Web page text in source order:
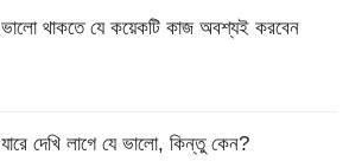
ভালো থাকতে যে কয়েকটি কাজ অবশ্যই করবেন
যারে দেখি লাগে যে ভালো, কিন্তু কেন?